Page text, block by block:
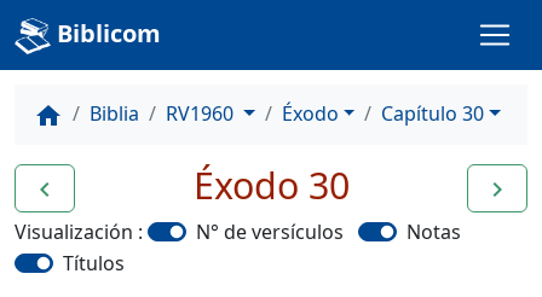
Biblicom
home Biblia RV1960 Éxodo Capítulo 30
navigate_before navigate_next
Éxodo 30
Visualización : N° de versículos
Notas
Títulos